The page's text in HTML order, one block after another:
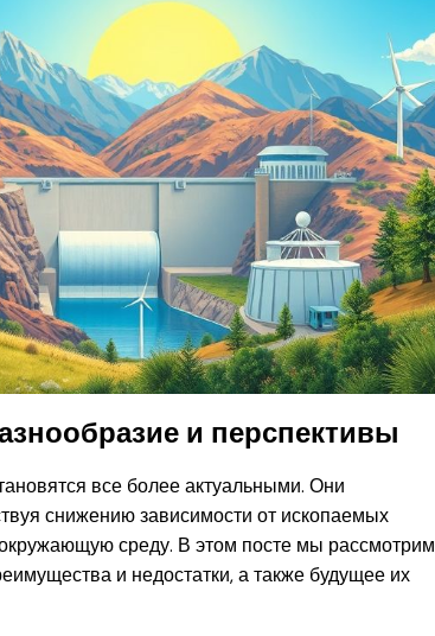
и перспективы
все более актуальными. Они
снижению зависимости от ископаемых
среду. В этом посте мы рассмотрим
и недостатки, а также будущее их